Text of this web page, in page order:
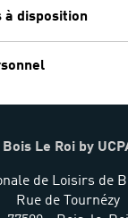
à disposition
Bois Le Roi by
de Loisirs de
Rue de Tournézy